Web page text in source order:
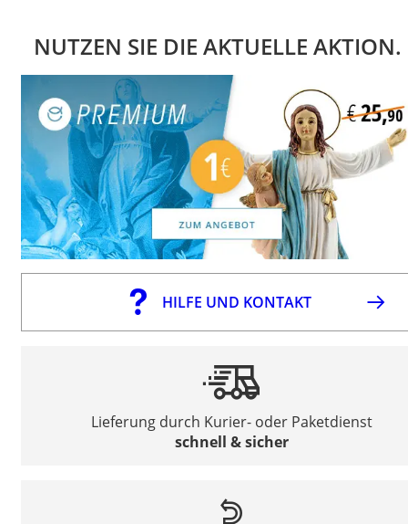
NUTZEN SIE DIE AKTUELLE AKTION.
HILFE UND KONTAKT
Lieferung durch Kurier- oder Paketdienst
schnell & sicher